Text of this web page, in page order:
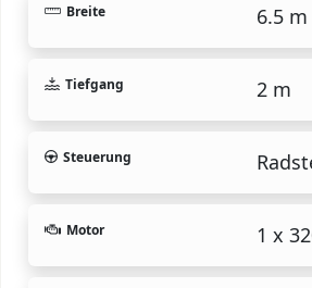
Breite 6.5 m
Tiefgang 2 m
Steuerung
Motor 1 x